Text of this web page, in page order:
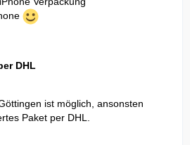
DHL
ist möglich, ansonsten
Paket per DHL.